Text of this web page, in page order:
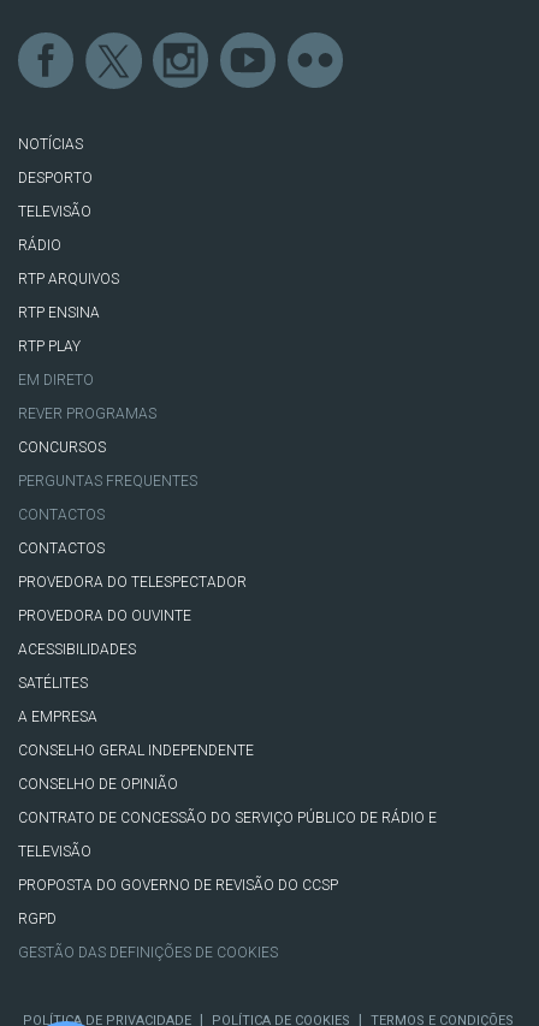
NOTÍCIAS
DESPORTO
TELEVISÃO
RÁDIO
RTP ARQUIVOS
RTP ENSINA
RTP PLAY
EM DIRETO
REVER PROGRAMAS
CONCURSOS
PERGUNTAS FREQUENTES
CONTACTOS
CONTACTOS
PROVEDORA DO TELESPECTADOR
PROVEDORA DO OUVINTE
ACESSIBILIDADES
SATÉLITES
A EMPRESA
CONSELHO GERAL INDEPENDENTE
CONSELHO DE OPINIÃO
CONTRATO DE CONCESSÃO DO SERVIÇO PÚBLICO DE RÁDIO E
TELEVISÃO
PROPOSTA DO GOVERNO DE REVISÃO DO CCSP
RGPD
GESTÃO DAS DEFINIÇÕES DE COOKIES
POLÍTICA DE PRIVACIDADE | POLÍTICA DE COOKIES | TERMOS E CONDIÇÕES